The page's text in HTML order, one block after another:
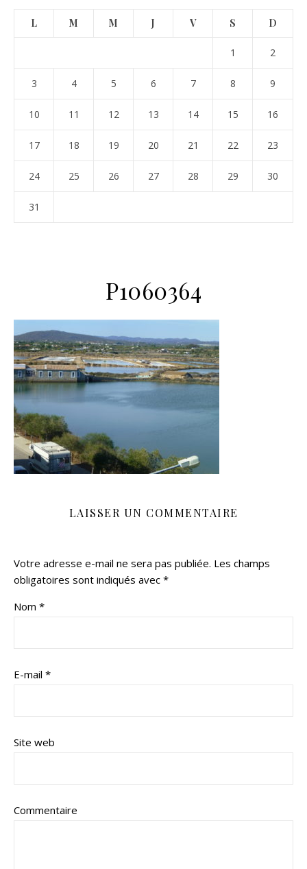
L M M J V S D
1 2
3 4 5 6 7 8 9
10 11 12 13 14 15 16
17 18 19 20 21 22 23
24 25 26 27 28 29 30
31
P1060364
LAISSER UN COMMENTAIRE
Votre adresse e-mail ne sera pas publiée. Les champs
obligatoires sont indiqués avec *
Nom *
E-mail *
Site web
Commentaire